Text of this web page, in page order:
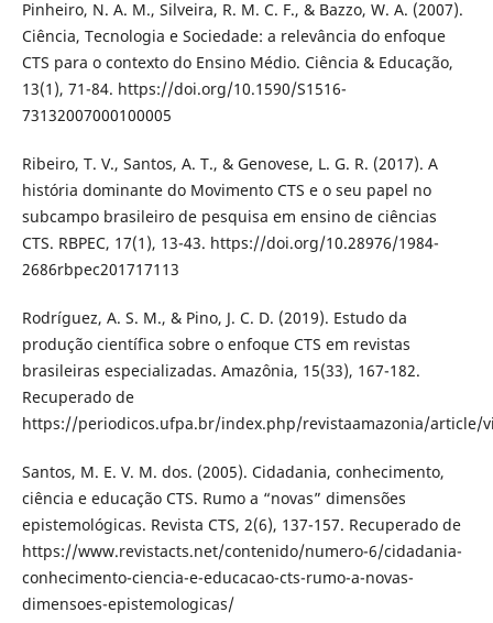
Pinheiro, N. A. M., Silveira, R. M. C. F., & Bazzo, W. A. (2007).
Ciência, Tecnologia e Sociedade: a relevância do enfoque
CTS para o contexto do Ensino Médio. Ciência & Educação,
13(1), 71-84. https://doi.org/10.1590/S1516-
73132007000100005
Ribeiro, T. V., Santos, A. T., & Genovese, L. G. R. (2017). A
história dominante do Movimento CTS e o seu papel no
subcampo brasileiro de pesquisa em ensino de ciências
CTS. RBPEC, 17(1), 13-43. https://doi.org/10.28976/1984-
2686rbpec201717113
Rodríguez, A. S. M., & Pino, J. C. D. (2019). Estudo da
produção científica sobre o enfoque CTS em revistas
brasileiras especializadas. Amazônia, 15(33), 167-182.
Recuperado de
https://periodicos.ufpa.br/index.php/revistaamazonia/article/
Santos, M. E. V. M. dos. (2005). Cidadania, conhecimento,
ciência e educação CTS. Rumo a “novas” dimensões
epistemológicas. Revista CTS, 2(6), 137-157. Recuperado de
https://www.revistacts.net/contenido/numero-6/cidadania-
conhecimento-ciencia-e-educacao-cts-rumo-a-novas-
dimensoes-epistemologicas/